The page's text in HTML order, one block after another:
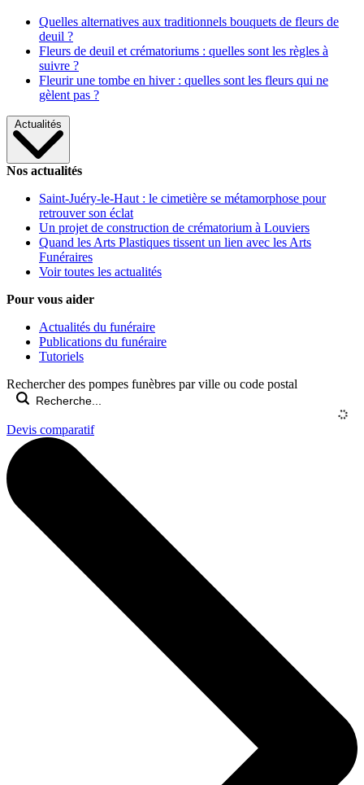
Quelles alternatives aux traditionnels bouquets de fleurs de
deuil ?
Fleurs de deuil et crématoriums : quelles sont les règles à
suivre ?
Fleurir une tombe en hiver : quelles sont les fleurs qui ne
gèlent pas ?
Actualités
Nos actualités
Saint-Juéry-le-Haut : le cimetière se métamorphose pour
retrouver son éclat
Un projet de construction de crématorium à Louviers
Quand les Arts Plastiques tissent un lien avec les Arts
Funéraires
Voir toutes les actualités
Pour vous aider
Actualités du funéraire
Publications du funéraire
Tutoriels
Rechercher des pompes funèbres par ville ou code postal
Devis comparatif